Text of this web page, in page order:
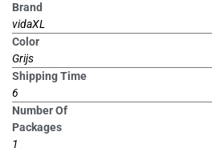
Brand
vidaXL
Color
Grijs
Shipping Time
6
Number Of
Packages
1